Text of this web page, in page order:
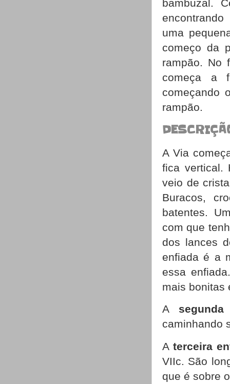
bambuzal.
uma
começo da
rampão. No
começa a
começando
rampão.
A Via
fica vertical.
veio de
Buracos,
batentes.
com que
dos lances
enfiada é a
essa
mais bonitas
A
caminhando
Aterceira
VIIc. São
que é sobre